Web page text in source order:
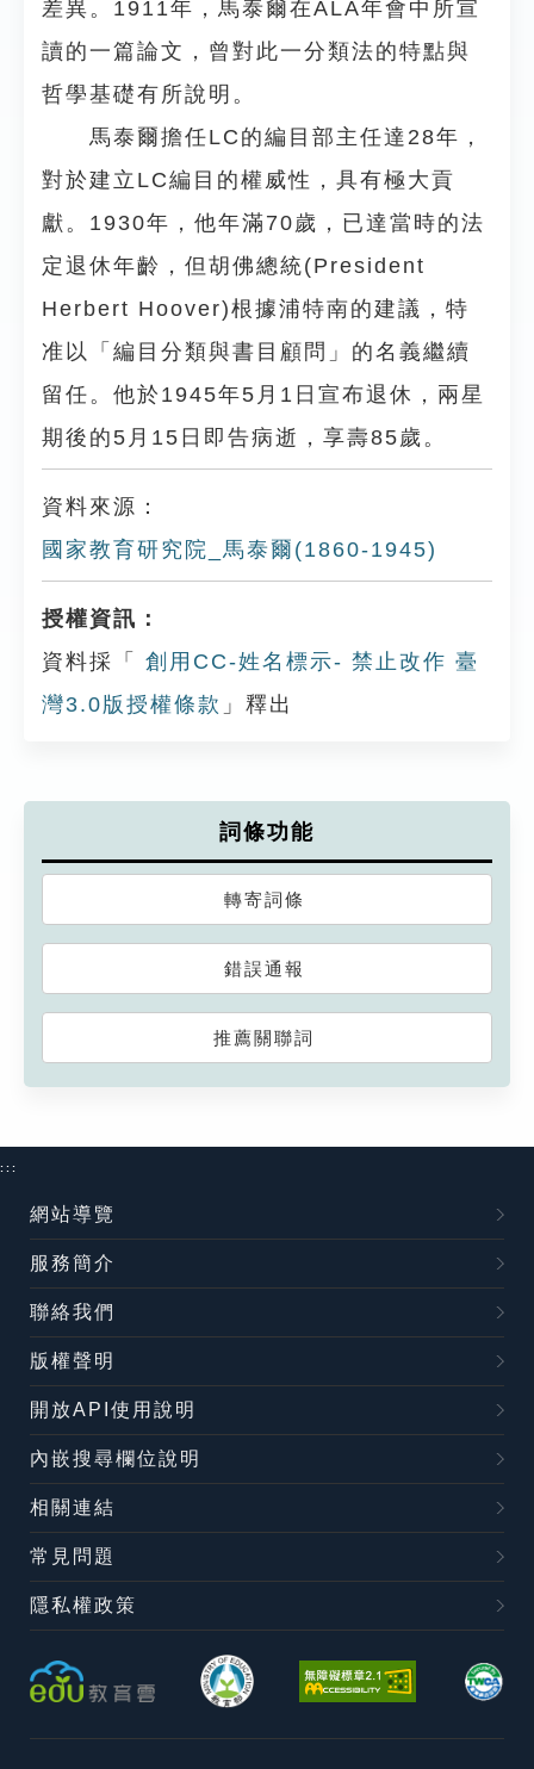
差異。1911年，馬泰爾在ALA年會中所宣
讀的一篇論文，曾對此一分類法的特點與
哲學基礎有所說明。
馬泰爾擔任LC的編目部主任達28年，
對於建立LC編目的權威性，具有極大貢
獻。1930年，他年滿70歲，已達當時的法
定退休年齡，但胡佛總統(President
Herbert Hoover)根據浦特南的建議，特
准以「編目分類與書目顧問」的名義繼續
留任。他於1945年5月1日宣布退休，兩星
期後的5月15日即告病逝，享壽85歲。
資料來源：
國家教育研究院_馬泰爾(1860-1945)
授權資訊：
資料採「
創用CC-姓名標示- 禁止改作 臺
灣3.0版授權條款 」釋出
詞條功能
轉寄詞條
錯誤通報
推薦關聯詞
:::
網站導覽
服務簡介
聯絡我們
版權聲明
開放API使用說明
內嵌搜尋欄位說明
相關連結
常見問題
隱私權政策